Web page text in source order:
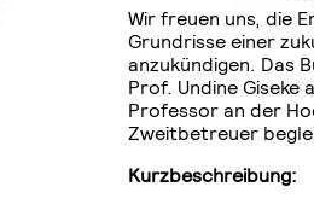
Wir freuen uns, die
Grundrisse einer
anzukündigen. Das
Prof. Undine Giseke
Professor an der
Zweitbetreuer
Kurzbeschreibung: